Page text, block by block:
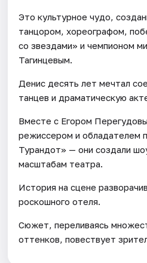
Это культурное чудо,
танцором, хореографом,
со звездами» и чемпионом
Тагинцевым.
Денис десять лет мечтал
танцев и драматическую
Вместе с Егором
режиссером и обладателем
Турандот» — они создали
масштабам театра.
История на сцене
роскошного отеля.
Сюжет, переливаясь
оттенков, повествует